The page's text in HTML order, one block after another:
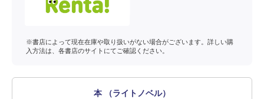
※書店によって現在在庫や取り扱いがない場合がございます。詳しい購
入方法は、各書店のサイトにてご確認ください。
本 （ライトノベル）